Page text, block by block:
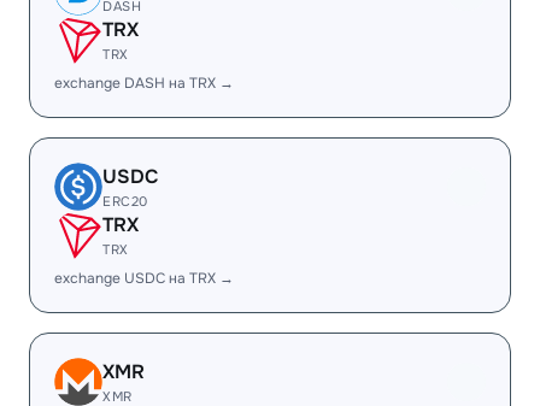
DASH
TRX
TRX
exchange DASH на TRX →
USDC
ERC20
TRX
TRX
exchange USDC на TRX →
XMR
XMR